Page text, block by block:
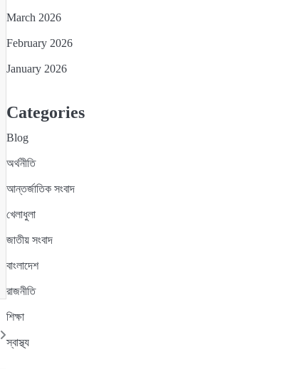
March 2026
February 2026
January 2026
Categories
Blog
অর্থনীতি
আন্তর্জাতিক সংবাদ
খেলাধুলা
জাতীয় সংবাদ
বাংলাদেশ
রাজনীতি
শিক্ষা
স্বাস্থ্য